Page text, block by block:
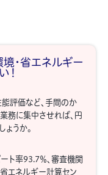
・省エネルギー
！
評価など、手間のか
務に集中させれば、円
うか。
ト率93.7％、審査機関
エネルギー計算セン